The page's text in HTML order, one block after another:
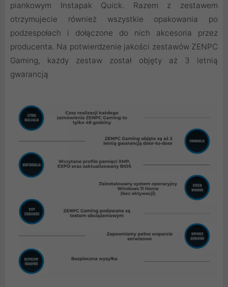
piankowym Instapak Quick. Razem z zestawem
otrzymujecie również wszystkie opakowania po
podzespołach i dołączone do nich akcesoria przez
producenta. Na potwierdzenie jakości zestawów ZENPC
Gaming, każdy zestaw został objęty aż 3 letnią
gwarancją